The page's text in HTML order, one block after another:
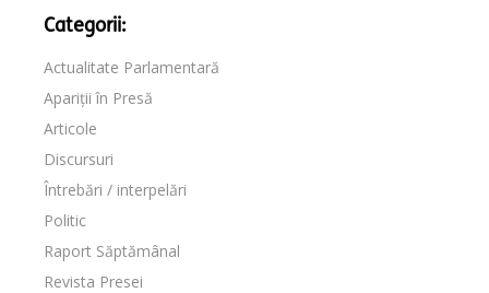
Categorii:
Actualitate Parlamentară
Apariții în Presă
Articole
Discursuri
Întrebări / interpelări
Politic
Raport Săptămânal
Revista Presei